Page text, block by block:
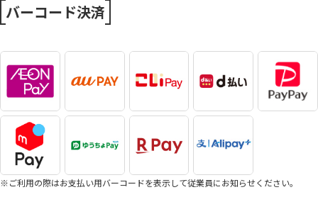
バーコード決済
※ご利用の際はお支払い用バーコードを表示して従業員にお知らせください。